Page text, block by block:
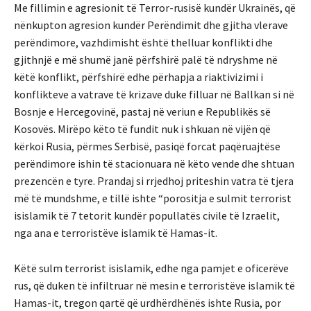
Me fillimin e agresionit të Terror-rusisë kundër Ukrainës, që
nënkupton agresion kundër Perëndimit dhe gjitha vlerave
perëndimore, vazhdimisht është thelluar konflikti dhe
gjithnjë e më shumë janë përfshirë palë të ndryshme në
këtë konflikt, përfshirë edhe përhapja a riaktivizimi i
konflikteve a vatrave të krizave duke filluar në Ballkan si në
Bosnje e Hercegovinë, pastaj në veriun e Republikës së
Kosovës. Mirëpo këto të fundit nuk i shkuan në vijën që
kërkoi Rusia, përmes Serbisë, pasiqë forcat paqëruajtëse
perëndimore ishin të stacionuara në këto vende dhe shtuan
prezencën e tyre. Prandaj si rrjedhoj priteshin vatra të tjera
më të mundshme, e tillë ishte “porositja e sulmit terrorist
isislamik të 7 tetorit kundër popullatës civile të Izraelit,
nga ana e terroristëve islamik të Hamas-it.
Këtë sulm terrorist isislamik, edhe nga pamjet e oficerëve
rus, që duken të infiltruar në mesin e terroristëve islamik të
Hamas-it, tregon qartë që urdhërdhënës ishte Rusia, por